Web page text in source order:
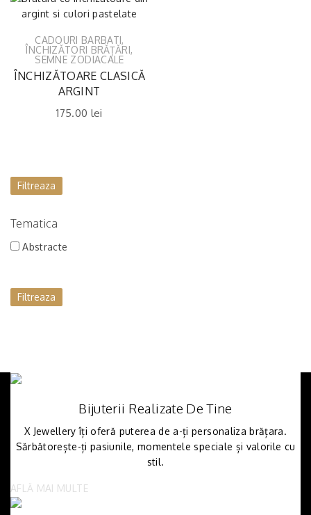
CADOURI BARBATI,
ÎNCHIZĂTORI BRĂȚĂRI,
SEMNE ZODIACALE
ÎNCHIZĂTOARE CLASICĂ
ARGINT
175.00 lei
Filtreaza
Tematica
Abstracte
Filtreaza
Bijuterii Realizate De Tine
X Jewellery îți oferă puterea de a-ți personaliza brățara.
Sărbătorește-ți pasiunile, momentele speciale și valorile cu
stil.
AFLĂ MAI MULTE